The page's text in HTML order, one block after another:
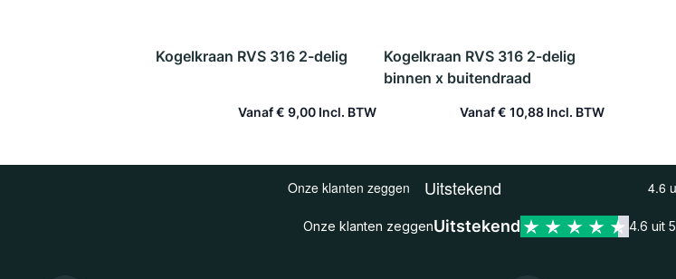
Kogelkraan RVS 316 2-delig
Vanaf€ 9,00
In winkelwagen
Kogelkraan RVS 316 2-delig
binnen x buitendraad
Vanaf€ 10,88
In winkelwagen
Onze klanten zeggenUitstekend 4.6 uit